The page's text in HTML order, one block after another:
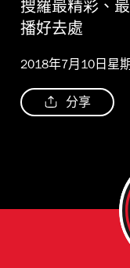
搜羅最精彩、
播好去處
2018年7月10日星
分享